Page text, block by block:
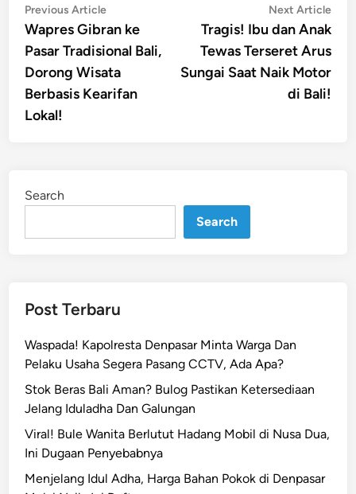
Post
navigation
Previous ArticlePrevious
article:
Wapres Gibran ke
Pasar Tradisional Bali,
Dorong Wisata
Berbasis Kearifan
Lokal!
Next Article
Tragis! Ibu dan Anak
Tewas Terseret Arus
Sungai Saat Naik Motor
di Bali!
Search
Search
Post Terbaru
Waspada! Kapolresta Denpasar Minta Warga Dan
Pelaku Usaha Segera Pasang CCTV, Ada Apa?
Stok Beras Bali Aman? Bulog Pastikan Ketersediaan
Jelang Iduladha Dan Galungan
Viral! Bule Wanita Berlutut Hadang Mobil di Nusa Dua,
Ini Dugaan Penyebabnya
Menjelang Idul Adha, Harga Bahan Pokok di Denpasar